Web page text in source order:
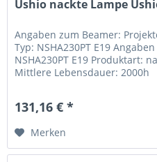
Ushio nackte Lampe
Angaben zum Beamer:
Typ: NSHA230PT E19
NSHA230PT E19 Produktart:
Mittlere Lebensdauer: 2000h
131,16 € *
Merken